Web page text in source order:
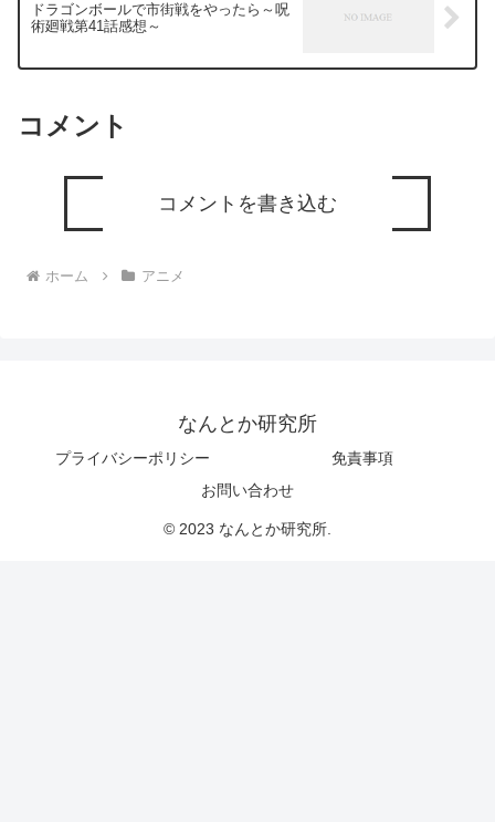
ドラゴンボールで市街戦をやったら～呪
術廻戦第41話感想～
コメント
コメントを書き込む
ホーム アニメ
なんとか研究所
プライバシーポリシー
免責事項
お問い合わせ
© 2023 なんとか研究所.